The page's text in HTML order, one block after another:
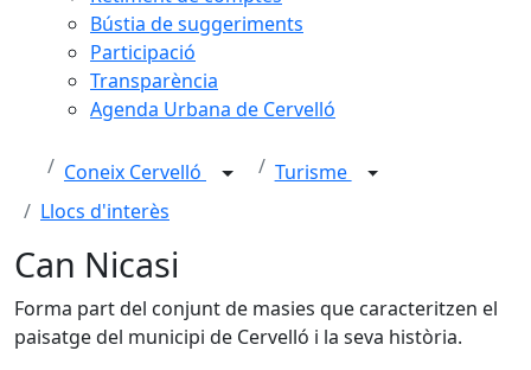
Bústia de suggeriments
Participació
Transparència
Agenda Urbana de Cervelló
Coneix Cervelló
Turisme
Llocs d'interès
Can Nicasi
Forma part del conjunt de masies que caracteritzen el
paisatge del municipi de Cervelló i la seva història.